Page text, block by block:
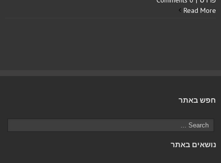
Read More
חפש באתר
נושאים באתר